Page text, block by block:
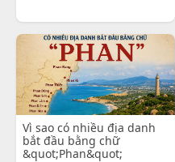
Vì sao có nhiều địa danh
bắt đầu bằng chữ
&quot;Phan&quot;